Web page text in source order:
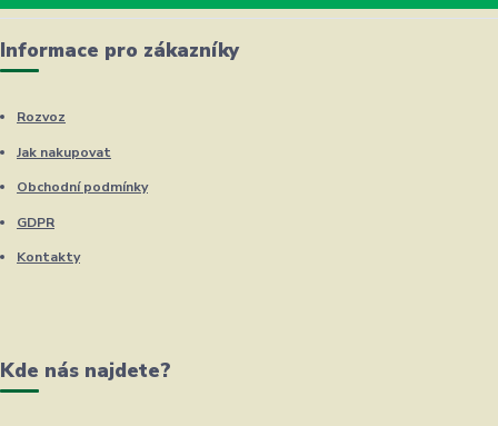
Informace pro zákazníky
Rozvoz
Jak nakupovat
Obchodní podmínky
GDPR
Kontakty
Kde nás najdete?